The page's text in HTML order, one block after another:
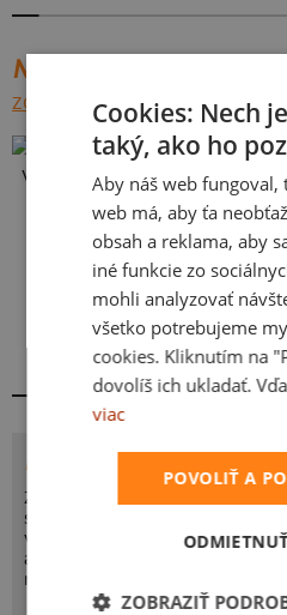
NAJPREDÁVANEJŠIE
ZOBRAZIŤ VŠETKY
Vlastná potlač
Kakat-
POTLAČ JIN JANG PIVO
Z pivného hľadiska znamenajú
svetlé pivo. Toto dokonale
vytvorí jedinečné a nám dobre
a svetla teda pomôže ešte viac
najnáročnejších pivárov.
Cookies: Nech
taký, ako ho
Aby náš web
web má, aby ťa
obsah a reklama, aby
iné funkcie zo
mohli analyzovať
všetko potrebujeme
cookies. Kliknutím na
dovolíš ich ukladať.
viac
POVOLIŤ A
ZOBRAZIŤ